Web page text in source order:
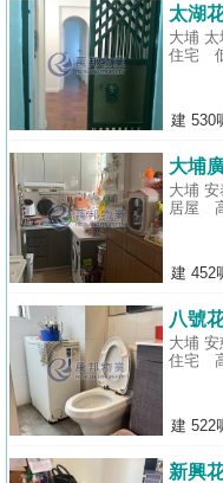
太湖
大埔
住宅
建 530
大埔
大埔
居屋
建 452
八號
大埔
住宅
建 522
新興